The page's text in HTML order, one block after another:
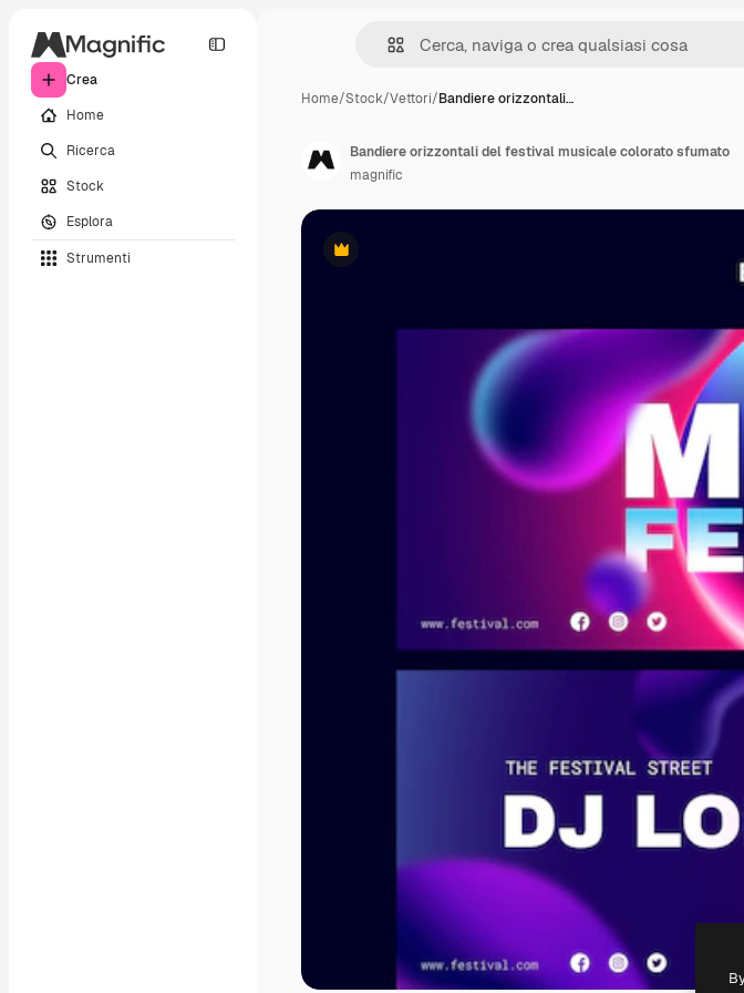
Crea
Home
Ricerca
Stock
Esplora
Strumenti
Home/Stock/Vettori/Bandiere orizzontali…
Premium
Bandiere orizzontali del festival musicale colorato sfumato
magnific